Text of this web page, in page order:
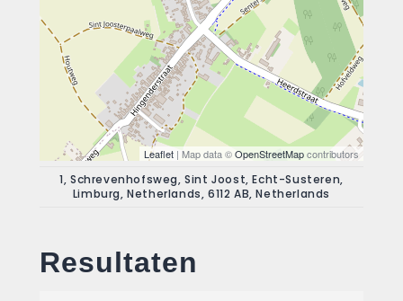
Leaflet | Map data ©OpenStreetMapcontributors
1, Schrevenhofsweg, Sint Joost, Echt-Susteren,
Limburg, Netherlands, 6112 AB, Netherlands
Resultaten